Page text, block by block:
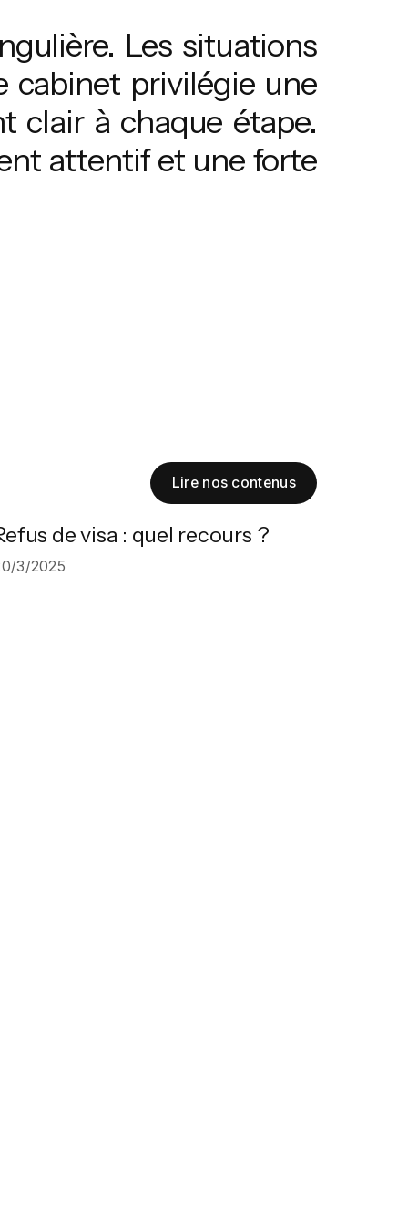
Les situations
cabinet privilégie une
clair à chaque étape.
attentif et une forte
Lire nos contenus
de visa : quel recours ?
3/2025